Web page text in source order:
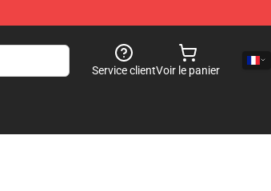
Service clientVoir le panier